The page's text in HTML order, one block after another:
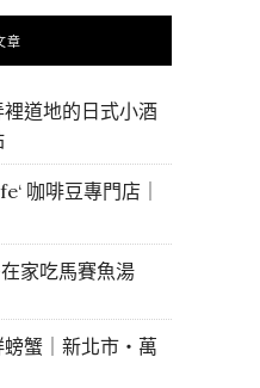
章
道地的日式小酒
咖啡豆專門店｜
家吃馬賽魚湯
蟹｜新北市・萬